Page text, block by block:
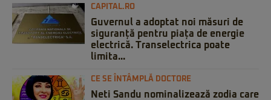
CAPITAL.RO
Guvernul a adoptat noi măsuri de
siguranță pentru piața de energie
electrică. Transelectrica poate
limita...
CE SE ÎNTÂMPLĂ DOCTORE
Neti Sandu nominalizează zodia care